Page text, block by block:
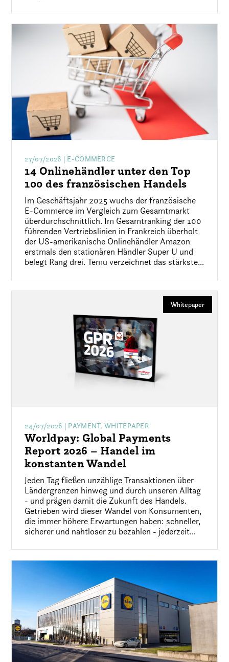
27/07/2026 | E-COMMERCE
14 Onlinehändler unter den Top
100 des französischen Handels
Im Geschäftsjahr 2025 wuchs der französische
E-Commerce im Vergleich zum Gesamtmarkt
überdurchschnittlich. Im Gesamtranking der 100
führenden Vertriebslinien in Frankreich überholt
der US-amerikanische Onlinehändler Amazon
erstmals den stationären Händler Super U und
belegt Rang drei. Temu verzeichnet das stärkste...
Whitepaper
24/07/2026 | PAYMENT, WHITEPAPER
Worldpay: Global Payments
Report 2026 – Handel im
konstanten Wandel
Jeden Tag fließen unzählige Transaktionen über
Ländergrenzen hinweg und durch unseren Alltag
- und prägen damit die Zukunft des Handels.
Getrieben wird dieser Wandel von Konsumenten,
die immer höhere Erwartungen haben: schneller,
sicherer und nahtloser zu bezahlen - jederzeit...